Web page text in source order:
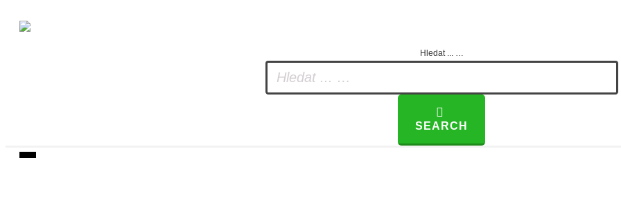
Hledat ... …
SEARCH